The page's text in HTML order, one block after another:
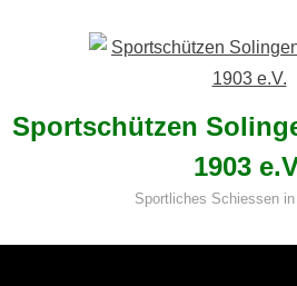
Sportschützen
1903
Sportliches Schiessen